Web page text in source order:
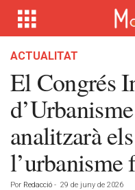
ACTUALITAT
El Congrés
analitzarà
l’urbanisme
Por Redacció - 29 de juny de 2026